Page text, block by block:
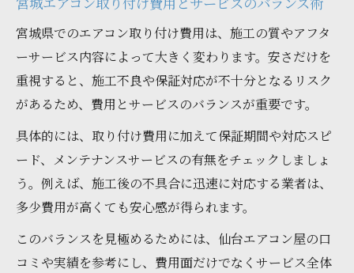
宮城県でのエアコン取り付け費用は、施工の質やアフタ
ーサービス内容によって大きく変わります。安さだけを
重視すると、施工不良や保証対応が不十分となるリスク
があるため、費用とサービスのバランスが重要です。
具体的には、取り付け費用に加えて保証期間や対応スピ
ード、メンテナンスサービスの有無をチェックしましょ
う。例えば、施工後の不具合に迅速に対応する業者は、
多少費用が高くても安心感が得られます。
このバランスを見極めるためには、仙台エアコン屋の口
コミや実績を参考にし、費用面だけでなくサービス全体